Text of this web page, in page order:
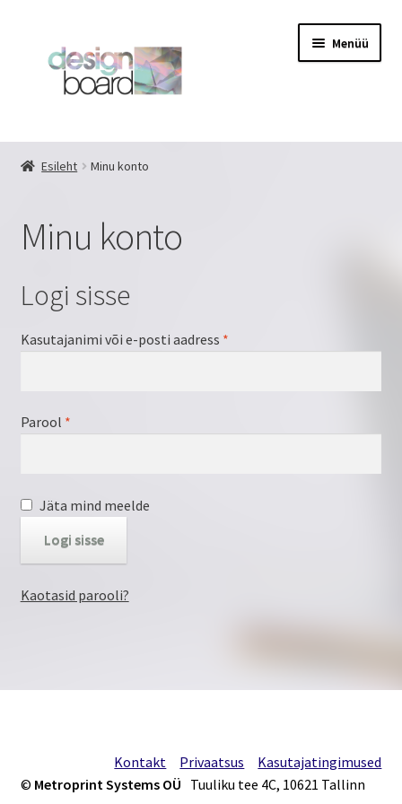
navigeerimisele
Menüü
Esileht
Eritellimus
GALERII
Kassa
Kontakt
Kujunda ise
Materjalist
Esileht Minu konto
Minu konto
Logi sisse
Kasutajanimi või e-posti aadress *
Parool *
Jäta mind meelde
Logi sisse
Kaotasid parooli?
Kontakt Privaatsus
Kasutajatingimused
© Metroprint Systems OÜ Tuuliku tee 4C, 10621 Tallinn